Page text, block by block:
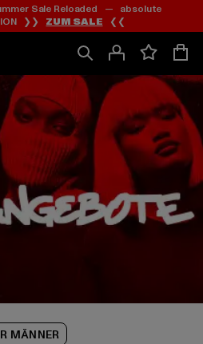
Zum
Inhalt
springen
Zum
Fußzeile
springen
Sale Reloaded — absolute
❯❯ ZUM SALE ❮❮
MÄNNER
Zum
Produktraster
springen